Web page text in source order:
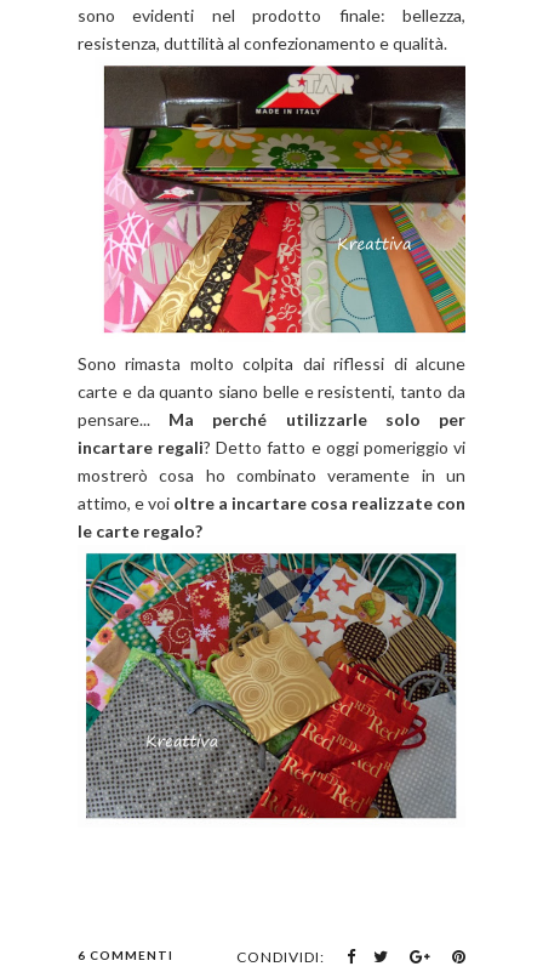
sono evidenti nel prodotto finale: bellezza,
resistenza, duttilità al confezionamento e qualità.
Sono rimasta molto colpita dai riflessi di alcune
carte e da quanto siano belle e resistenti, tanto da
pensare... Ma perché utilizzarle solo per
incartare regali? Detto fatto e oggi pomeriggio vi
mostrerò cosa ho combinato veramente in un
attimo, e voi oltre a incartare cosa realizzate con
le carte regalo?
6 COMMENTI CONDIVIDI: